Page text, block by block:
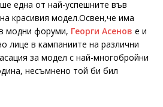
една от най-успешните във
красивия модел.Освен,че има
модни форуми, Георги Асенов е и
лице в кампаниите на различни
за модел с най-многобройни
несъмнено той би бил